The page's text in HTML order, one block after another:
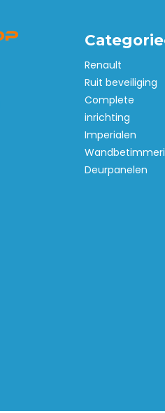
Renault
Ruit beveiliging
Complete
inrichting
Imperialen
Deurpanelen